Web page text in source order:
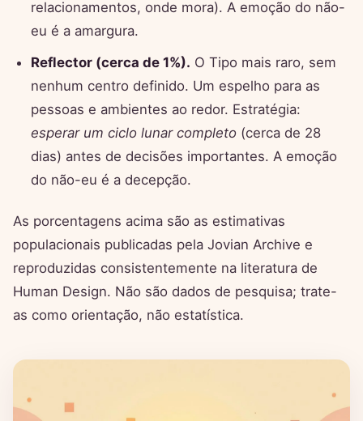
relacionamentos, onde mora). A emoção do não-
eu é a amargura.
Reflector (cerca de 1%). O Tipo mais raro, sem
nenhum centro definido. Um espelho para as
pessoas e ambientes ao redor. Estratégia:
esperar um ciclo lunar completo (cerca de 28
dias) antes de decisões importantes. A emoção
do não-eu é a decepção.
As porcentagens acima são as estimativas
populacionais publicadas pela Jovian Archive e
reproduzidas consistentemente na literatura de
Human Design. Não são dados de pesquisa; trate-
as como orientação, não estatística.